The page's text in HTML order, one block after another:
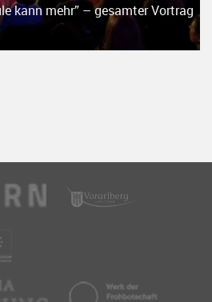
kann mehr” – gesamter Vortrag